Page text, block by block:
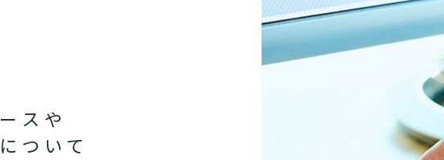
ー ス や
に つ い て